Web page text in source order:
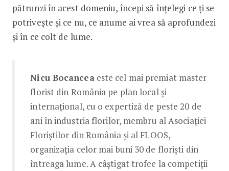
pătrunzi în acest domeniu, începi să înțelegi ce ți se
potrivește și ce nu, ce anume ai vrea să aprofundezi
și în ce colt de lume.
Nicu Bocanceaeste cel mai premiat master
florist din România pe plan local și
internațional, cu o expertiză de peste 20 de
ani în industria florilor, membru al Asociației
Floriștilor din România și al FLOOS,
organizația celor mai buni 30 de floriști din
întreaga lume. A câștigat trofee la competiții